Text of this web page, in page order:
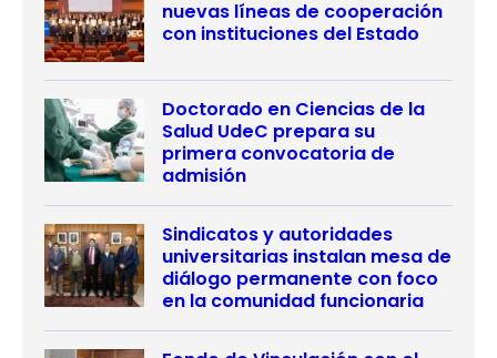
nuevas líneas de cooperación
con instituciones del Estado
Doctorado en Ciencias de la
Salud UdeC prepara su
primera convocatoria de
admisión
Sindicatos y autoridades
universitarias instalan mesa de
diálogo permanente con foco
en la comunidad funcionaria